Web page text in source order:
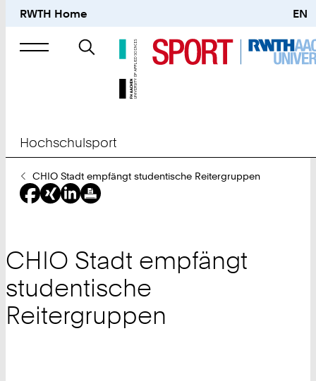
RWTH Home EN
Suche
nach
Hochschulsport
Sie
sind
hier:
CHIO Stadt empfängt studentische Reitergruppen
CHIO Stadt empfängt
studentische
Reitergruppen